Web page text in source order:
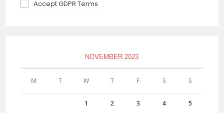
Accept GDPR Terms
NOVEMBER 2023
M T W T F S S
1 2 3 4 5